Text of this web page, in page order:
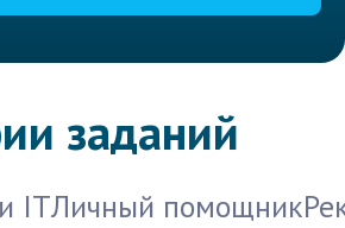
заданий
ITЛичный помощник